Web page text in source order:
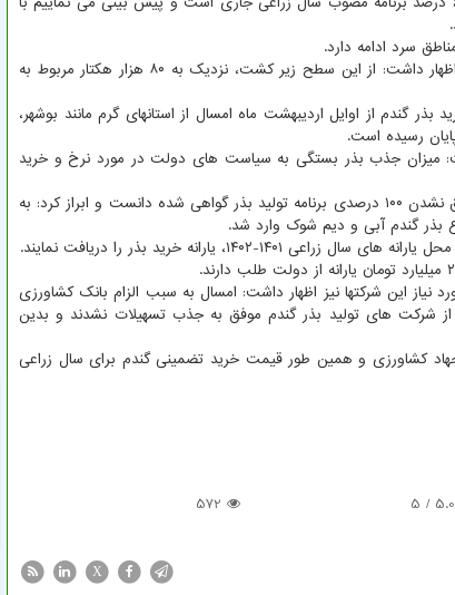
وی سطح زیر کشت بذر گندم در سال زراعی جاری را ۱۹۵ هزار هکتار عنوان و اظهار داشت: از این سطح زیر کشت، نزدیک به ۸۰ هزار هکتار مربوط به
گندم از اوایل اردیبهشت ماه امسال از استانهای گرم مانند بوشهر،
رسیده است.
میزان جذب بذر بستگی به سیاست های دولت در مورد نرخ و خرید
مبصّر در همین حال مسائل تغییرات اقلیمی و مدیریتی را از دلیلهای عمده محقق نشدن ۱۰۰ درصدی برنامه تولید بذر گواهی شده دانست و ابراز کرد: به
بذر گندم آبی و دیم شوک وارد شد.
یارانه خرید بذر را دریافت نمایند.
این شرکتها نیز اظهار داشت: امسال به سبب الزام بانک کشاورزی
از شرکت های تولید بذر گندم موفق به جذب تسهیلات نشدند و بدین
کشاورزی و همین طور قیمت خرید تضمینی گندم برای سال زراعی
5.0
/ 5
572
X